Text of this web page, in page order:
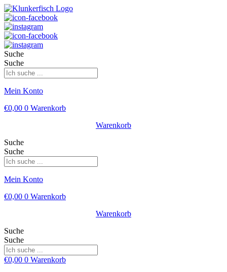
Suche
Suche
Mein Konto
€0,00 0 Warenkorb
Warenkorb
Suche
Suche
Mein Konto
€0,00 0 Warenkorb
Warenkorb
Suche
Suche
€0,00 0 Warenkorb